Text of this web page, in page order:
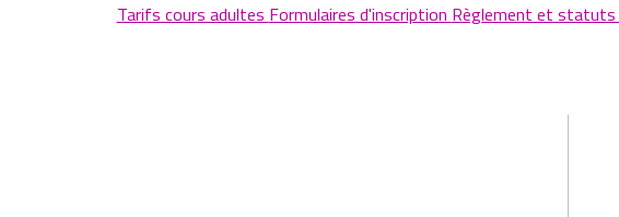
Tarifs cours adultes Formulaires d'inscription Règlement et statuts